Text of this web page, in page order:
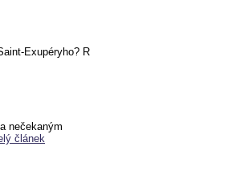
Exupéryho? R
nečekaným
článek